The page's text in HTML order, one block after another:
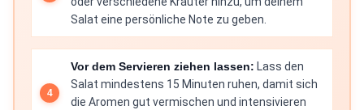
Salat eine persönliche Note zu geben.
Vor dem Servieren ziehen lassen: Lass den
Salat mindestens 15 Minuten ruhen, damit sich
die Aromen gut vermischen und intensivieren